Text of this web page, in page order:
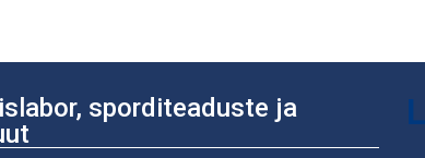
sporditeaduste ja